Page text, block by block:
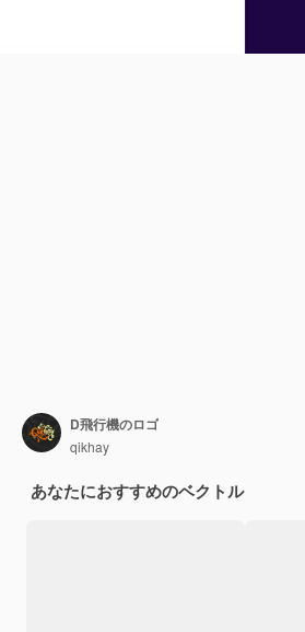
D飛行機のロゴ
qikhay
あなたにおすすめのベクトル